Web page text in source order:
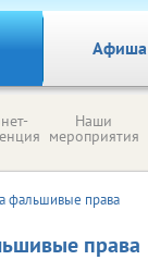
Афиша
Наши
мероприятия
фальшивые права
права